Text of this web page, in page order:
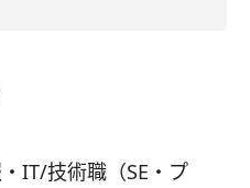
IT/技術職（SE・プ